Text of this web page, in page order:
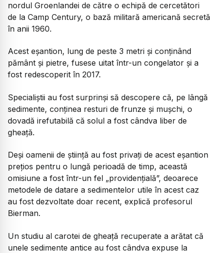
nordul Groenlandei de către o echipă de cercetători
de la Camp Century, o bază militară americană secretă
în anii 1960.
Acest eșantion, lung de peste 3 metri și conținând
pământ și pietre, fusese uitat într-un congelator și a
fost redescoperit în 2017.
Specialiștii au fost surprinși să descopere că, pe lângă
sedimente, conținea resturi de frunze și mușchi, o
dovadă irefutabilă că solul a fost cândva liber de
gheață.
Deși oamenii de știință au fost privați de acest eșantion
prețios pentru o lungă perioadă de timp, această
omisiune a fost într-un fel „providențială”, deoarece
metodele de datare a sedimentelor utile în acest caz
au fost dezvoltate doar recent, explică profesorul
Bierman.
Un studiu al carotei de gheață recuperate a arătat că
unele sedimente antice au fost cândva expuse la